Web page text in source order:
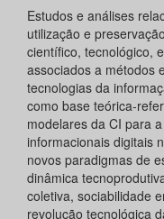
Estudos e análises
utilização e
científico, tecnológico,
associados a métodos
tecnologias da
como base teórica-
modelares da CI para
informacionais digitais
novos paradigmas de
dinâmica
coletiva, sociabilidade
revolução tecnológica